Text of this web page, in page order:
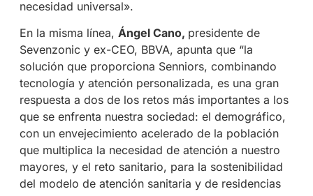
necesidad universal».
En la misma línea, Ángel Cano, presidente de
Sevenzonic y ex-CEO, BBVA, apunta que “la
solución que proporciona Senniors, combinando
tecnología y atención personalizada, es una gran
respuesta a dos de los retos más importantes a los
que se enfrenta nuestra sociedad: el demográfico,
con un envejecimiento acelerado de la población
que multiplica la necesidad de atención a nuestro
mayores, y el reto sanitario, para la sostenibilidad
del modelo de atención sanitaria y de residencias